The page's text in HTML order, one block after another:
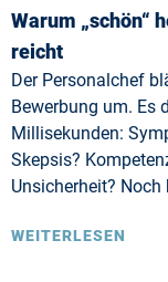
Warum „schön“
reicht
Der Personalchef
Bewerbung um. Es
Millisekunden:
Skepsis?
Unsicherheit?
WEITERLESEN